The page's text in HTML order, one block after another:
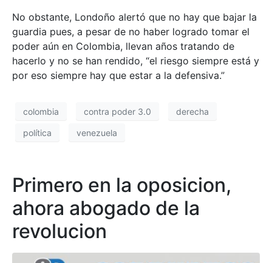
No obstante, Londoño alertó que no hay que bajar la
guardia pues, a pesar de no haber logrado tomar el
poder aún en Colombia, llevan años tratando de
hacerlo y no se han rendido, “el riesgo siempre está y
por eso siempre hay que estar a la defensiva.”
colombia contra poder 3.0 derecha
política venezuela
Primero en la oposicion,
ahora abogado de la
revolucion